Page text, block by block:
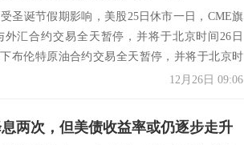
圣诞节假期影响，美股25日休市一日，CME旗
汇合约交易全天暂停，并将于北京时间26日
布伦特原油合约交易全天暂停，并将于北京时
12月26日 09:06
两次，但美债收益率或仍逐步走升